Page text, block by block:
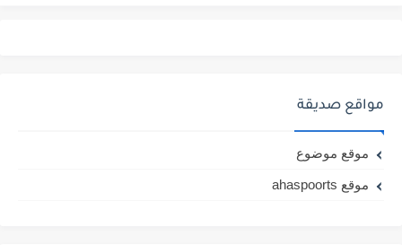
مواقع صديقة
موقع موضوع
موقع ahaspoorts